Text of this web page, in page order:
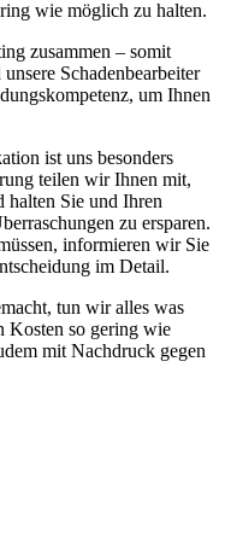
wie möglich zu halten.
zusammen – somit
Schadenbearbeiter
um Ihnen
ist uns besonders
teilen wir Ihnen mit,
halten Sie und Ihren
zu ersparen.
informieren wir Sie
im Detail.
tun wir alles was
Kosten so gering wie
mit Nachdruck gegen